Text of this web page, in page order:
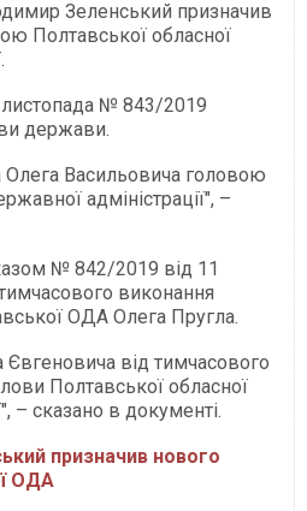
Зеленський призначив
Полтавської обласної
листопада № 843/2019
держави.
Олега Васильовича головою
адміністрації", –
№ 842/2019 від 11
виконання
ОДА Олега Пругла.
Євгеновича від тимчасового
Полтавської обласної
– сказано в документі.
призначив нового
ОДА